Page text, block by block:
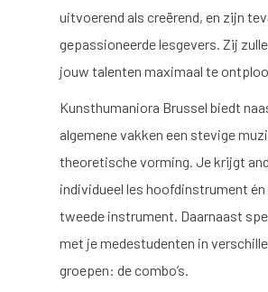
uitvoerend als creërend, en zijn
gepassioneerde lesgevers. Zij
jouw talenten maximaal te
Kunsthumaniora Brussel biedt
algemene vakken een stevige
theoretische vorming. Je krijgt
individueel les hoofdinstrument én
tweede instrument. Daarnaast
met je medestudenten in
groepen: de combo’s.